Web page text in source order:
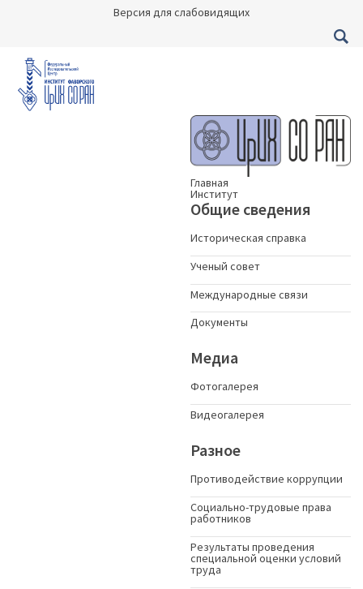
Версия для слабовидящих
Главная
Институт
Общие сведения
Историческая справка
Ученый совет
Международные связи
Документы
Медиа
Фотогалерея
Видеогалерея
Разное
Противодействие коррупции
Социально-трудовые права
работников
Результаты проведения
специальной оценки условий
труда